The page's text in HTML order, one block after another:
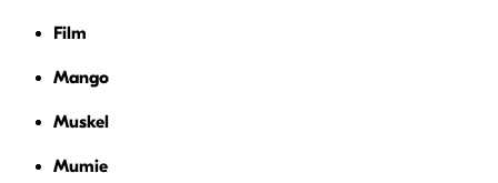
Film
Mango
Muskel
Mumie